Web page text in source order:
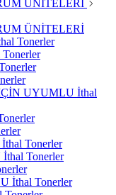
ÜNİTELERİ
ÜNİTELERİ
Tonerler
UYUMLU İthal
Tonerler
Tonerler
İthal Tonerler